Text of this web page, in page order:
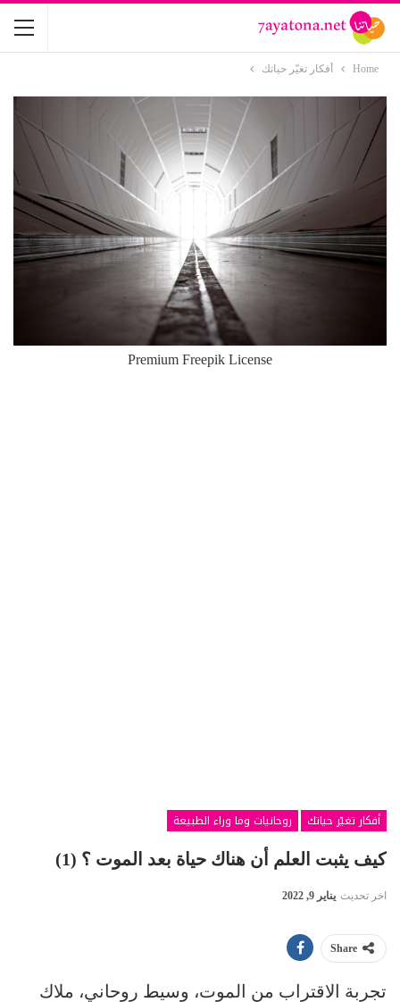
Home أفكار تغيّر حياتك
Premium Freepik License
أفكار تغيّر حياتك
روحانيات وما وراء الطبيعة
كيف يثبت العلم أن هناك حياة بعد الموت ؟ (1)
اخر تحديث يناير 9, 2022
Share
تجربة الاقتراب من الموت، وسيط روحاني، ملاك